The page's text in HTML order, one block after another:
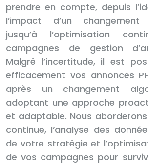
prendre en compte, depuis
l’impact d’un changement
jusqu’à l’optimisation
campagnes de gestion
Malgré l’incertitude, il est
efficacement vos annonces
après un changement
adoptant une approche
et adaptable. Nous
continue, l’analyse des
de votre stratégie et
de vos campagnes pour